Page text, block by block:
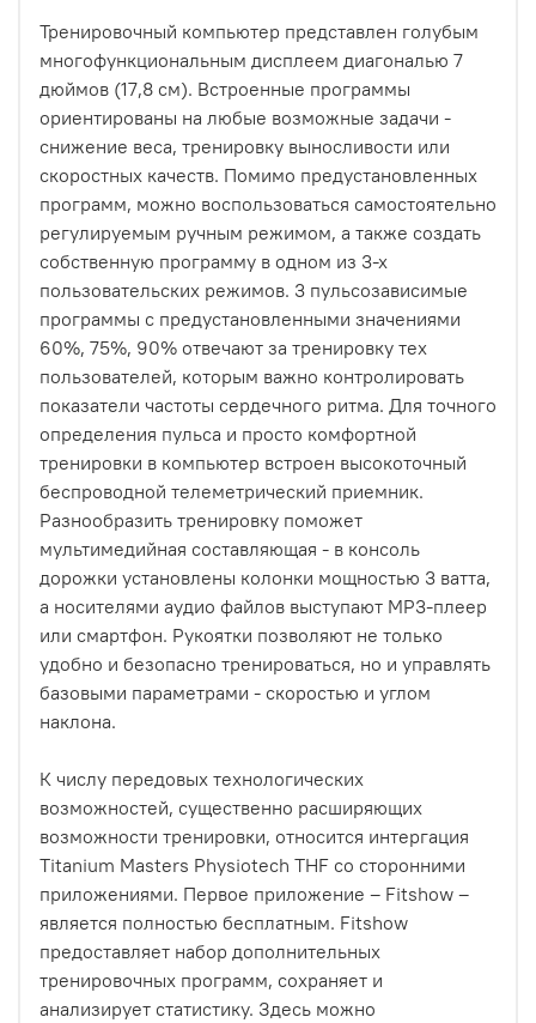
Тренировочный компьютер представлен голубым
многофункциональным дисплеем диагональю 7
дюймов (17,8 см). Встроенные программы
ориентированы на любые возможные задачи -
снижение веса, тренировку выносливости или
скоростных качеств. Помимо предустановленных
программ, можно воспользоваться самостоятельно
регулируемым ручным режимом, а также создать
собственную программу в одном из 3-х
пользовательских режимов. 3 пульсозависимые
программы с предустановленными значениями
60%, 75%, 90% отвечают за тренировку тех
пользователей, которым важно контролировать
показатели частоты сердечного ритма. Для точного
определения пульса и просто комфортной
тренировки в компьютер встроен высокоточный
беспроводной телеметрический приемник.
Разнообразить тренировку поможет
мультимедийная составляющая - в консоль
дорожки установлены колонки мощностью 3 ватта,
а носителями аудио файлов выступают MP3-плеер
или смартфон. Рукоятки позволяют не только
удобно и безопасно тренироваться, но и управлять
базовыми параметрами - скоростью и углом
наклона.
К числу передовых технологических
возможностей, существенно расширяющих
возможности тренировки, относится интергация
Titanium Masters Physiotech THF со сторонними
приложениями. Первое приложение – Fitshow –
является полностью бесплатным. Fitshow
предоставляет набор дополнительных
тренировочных программ, сохраняет и
анализирует статистику. Здесь можно